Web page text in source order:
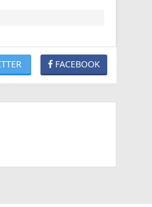
FACEBOOK